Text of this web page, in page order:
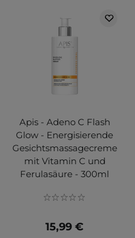
Apis - Adeno C Flash
Glow - Energisierende
Gesichtsmassagecreme
mit Vitamin C und
Ferulasäure - 300ml
15,99 €